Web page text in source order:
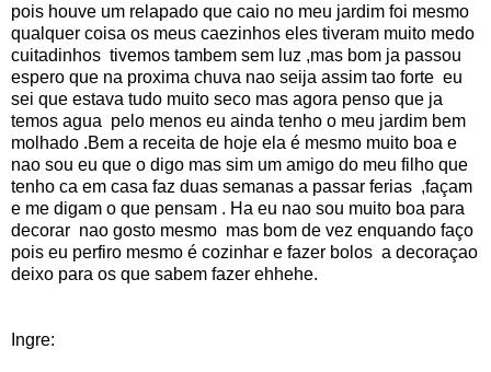
pois houve um relapado que caio no meu jardim foi mesmo
qualquer coisa os meus caezinhos eles tiveram muito medo
cuitadinhos tivemos tambem sem luz ,mas bom ja passou
espero que na proxima chuva nao seija assim tao forte eu
sei que estava tudo muito seco mas agora penso que ja
temos agua pelo menos eu ainda tenho o meu jardim bem
molhado .Bem a receita de hoje ela é mesmo muito boa e
nao sou eu que o digo mas sim um amigo do meu filho que
tenho ca em casa faz duas semanas a passar ferias ,façam
e me digam o que pensam . Ha eu nao sou muito boa para
decorar nao gosto mesmo mas bom de vez enquando faço
pois eu perfiro mesmo é cozinhar e fazer bolos a decoraçao
deixo para os que sabem fazer ehhehe.
Ingre: